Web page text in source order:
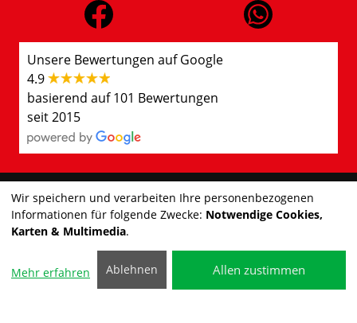
Unsere Bewertungen auf Google
4.9
basierend auf 101 Bewertungen
seit 2015
Kontakt
Datenschutzerklärung
Wir speichern und verarbeiten Ihre personenbezogenen
Informationen für folgende Zwecke: Notwendige Cookies,
Karten & Multimedia.
Mehr erfahren Ablehnen Allen zustimmen